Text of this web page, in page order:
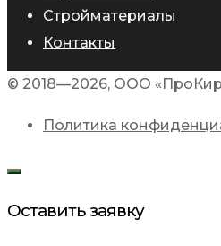
Стройматериалы
Контакты
© 2018—2026, ООО
Политика
Оставить заявку